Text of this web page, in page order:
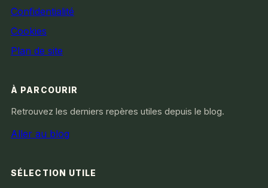
Confidentialité
Cookies
Plan de site
À PARCOURIR
Retrouvez les derniers repères utiles depuis le blog.
Aller au blog
SÉLECTION UTILE